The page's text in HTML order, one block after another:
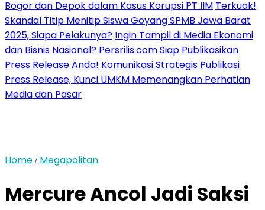
Bogor dan Depok dalam Kasus Korupsi PT IIM Terkuak!
Skandal Titip Menitip Siswa Goyang SPMB Jawa Barat
2025, Siapa Pelakunya? Ingin Tampil di Media Ekonomi
dan Bisnis Nasional? Persrilis.com Siap Publikasikan
Press Release Anda! Komunikasi Strategis Publikasi
Press Release, Kunci UMKM Memenangkan Perhatian
Media dan Pasar
Home / Megapolitan
Mercure Ancol Jadi Saksi